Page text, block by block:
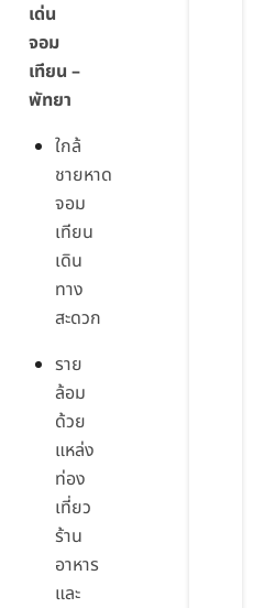
เด่น
จอม
เทียน –
พัทยา
ใกล้
ชายหาด
จอม
เทียน
เดิน
ทาง
สะดวก
ราย
ล้อม
ด้วย
แหล่ง
ท่อง
เที่ยว
ร้าน
อาหาร
และ